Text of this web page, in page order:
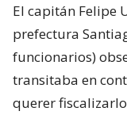
El capitán Felipe
prefectura
funcionarios)
transitaba en
querer